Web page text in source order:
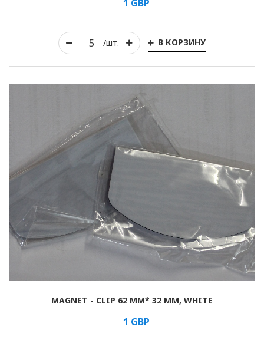
/шт. В КОРЗИНУ
1 GBP
MAGNET - CLIP 62 MM* 32 MM, WHITE
1 GBP